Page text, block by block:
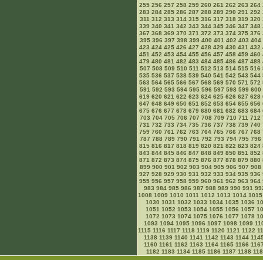
255 256 257 258 259 260 261 262 263 264
283 284 285 286 287 288 289 290 291 292
311 312 313 314 315 316 317 318 319 320
339 340 341 342 343 344 345 346 347 348
367 368 369 370 371 372 373 374 375 376
395 396 397 398 399 400 401 402 403 404
423 424 425 426 427 428 429 430 431 432
451 452 453 454 455 456 457 458 459 460
479 480 481 482 483 484 485 486 487 488
507 508 509 510 511 512 513 514 515 516
535 536 537 538 539 540 541 542 543 544
563 564 565 566 567 568 569 570 571 572
591 592 593 594 595 596 597 598 599 600
619 620 621 622 623 624 625 626 627 628
647 648 649 650 651 652 653 654 655 656
675 676 677 678 679 680 681 682 683 684
703 704 705 706 707 708 709 710 711 712
731 732 733 734 735 736 737 738 739 740
759 760 761 762 763 764 765 766 767 768
787 788 789 790 791 792 793 794 795 796
815 816 817 818 819 820 821 822 823 824
843 844 845 846 847 848 849 850 851 852
871 872 873 874 875 876 877 878 879 880
899 900 901 902 903 904 905 906 907 908
927 928 929 930 931 932 933 934 935 936
955 956 957 958 959 960 961 962 963 964
983 984 985 986 987 988 989 990 991
1008 1009 1010 1011 1012 1013 1014 1015
1030 1031 1032 1033 1034 1035 1036
1051 1052 1053 1054 1055 1056 1057
1072 1073 1074 1075 1076 1077 1078
1093 1094 1095 1096 1097 1098 1099
1115 1116 1117 1118 1119 1120 1121 1122
1138 1139 1140 1141 1142 1143 1144
1160 1161 1162 1163 1164 1165 1166
1182 1183 1184 1185 1186 1187 1188